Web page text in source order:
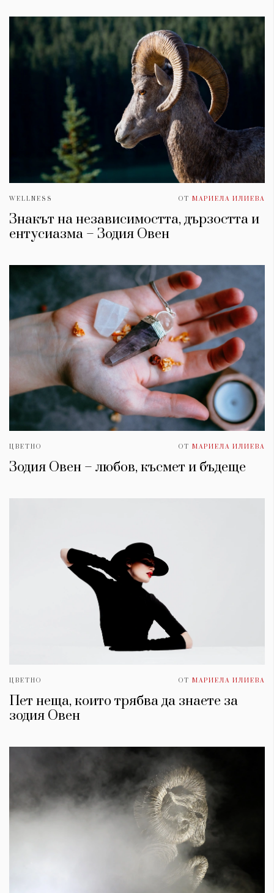
WELLNESS ОТ МАРИЕЛА ИЛИЕВА
Знакът на независимостта, дързостта и
ентусиазма – Зодия Овен
ЦВЕТНО ОТ МАРИЕЛА ИЛИЕВА
Зодия Овен – любов, късмет и бъдеще
ЦВЕТНО ОТ МАРИЕЛА ИЛИЕВА
Пет неща, които трябва да знаете за
зодия Овен